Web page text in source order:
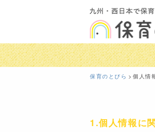
保育のとびら 個人情
1.個人情報に